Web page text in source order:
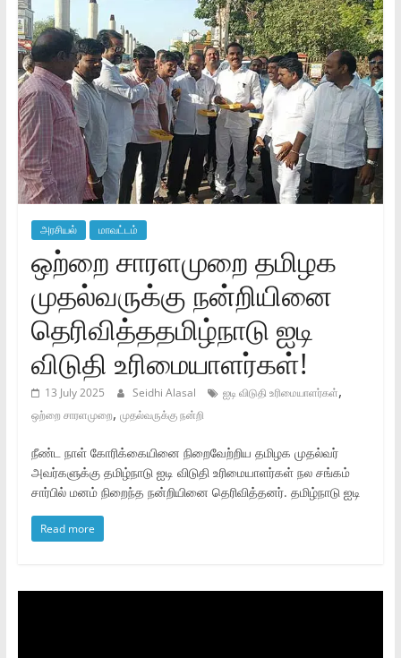
அரசியல் மாவட்டம்
ஒற்றை சாரளமுறை தமிழக
முதல்வருக்கு நன்றியினை
தெரிவித்ததமிழ்நாடு ஐடி
விடுதி உரிமையாளர்கள்!
13 July 2025 Seidhi Alasal ஐடி விடுதி உரிமையாளர்கள்,
ஒற்றை சாரளமுறை, முதல்வருக்கு நன்றி
நீண்ட நாள் கோரிக்கையினை நிறைவேற்றிய தமிழக முதல்வர்
அவர்களுக்கு தமிழ்நாடு ஐடி விடுதி உரிமையாளர்கள் நல சங்கம்
சார்பில் மனம் நிறைந்த நன்றியினை தெரிவித்தனர். தமிழ்நாடு ஐடி
Read more